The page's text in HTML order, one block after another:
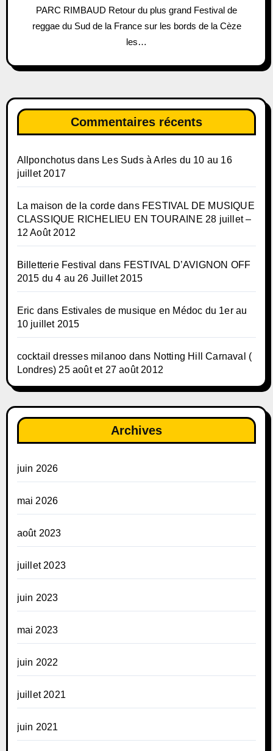
PARC RIMBAUD Retour du plus grand Festival de
reggae du Sud de la France sur les bords de la Cèze
les…
Commentaires récents
Allponchotus dans Les Suds à Arles du 10 au 16
juillet 2017
La maison de la cordedans FESTIVAL DE MUSIQUE
CLASSIQUE RICHELIEU EN TOURAINE 28 juillet –
12 Août 2012
Billetterie Festival dans FESTIVAL D’AVIGNON OFF
2015 du 4 au 26 Juillet 2015
Eric dans Estivales de musique en Médoc du 1er au
10 juillet 2015
cocktail dresses milanoo dans Notting Hill Carnaval (
Londres) 25 août et 27 août 2012
Archives
juin 2026
mai 2026
août 2023
juillet 2023
juin 2023
mai 2023
juin 2022
juillet 2021
juin 2021